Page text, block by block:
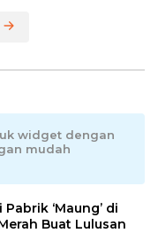
widget dengan
mudah
‘Maung’ di
Buat Lulusan